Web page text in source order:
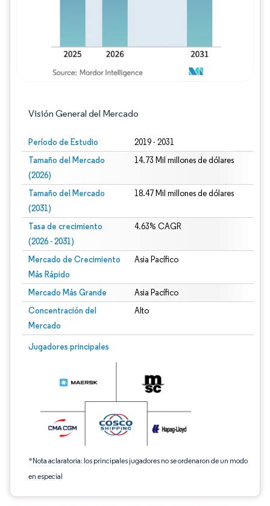
Visión General del Mercado
Período de Estudio 2019 - 2031
Tamaño del Mercado
(2026)
14.73 Mil millones de dólares
Tamaño del Mercado
(2031)
18.47 Mil millones de dólares
Tasa de crecimiento
(2026 - 2031)
4.63% CAGR
Mercado de Crecimiento
Más Rápido
Asia Pacífico
Mercado Más Grande Asia Pacífico
Concentración del
Mercado
Alto
Jugadores principales
*Nota aclaratoria: los principales jugadores no se ordenaron de un modo
en especial
Imagen © Mordor Intelligence. El uso requiere atribución según CC BY 4.0.